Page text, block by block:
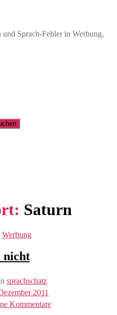
Sprach-Fehler in Werbung,
Saturn
Kategorien
Werbung
nicht
sprachschatz
2011
Kommentarezu
Soo!